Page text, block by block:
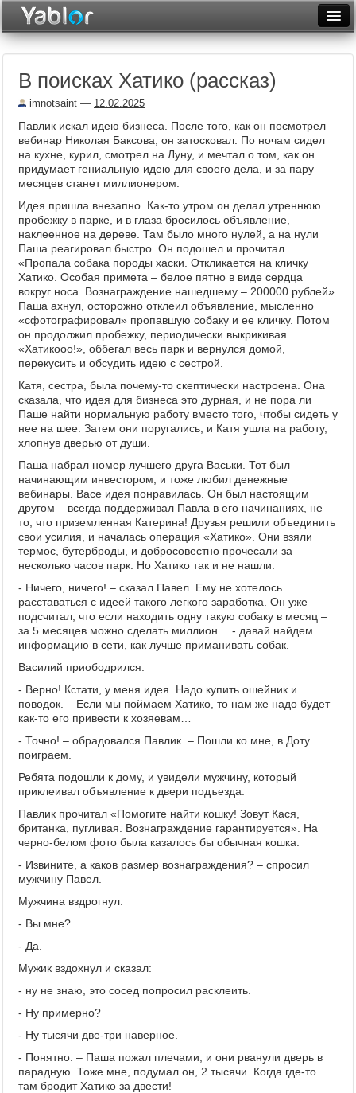
Неделя
Рейтинги
Архив
Фототоп
Видеотоп
В поисках Хатико (рассказ)
imnotsaint — 12.02.2025
Павлик искал идею бизнеса. После того, как он посмотрел
вебинар Николая Баксова, он затосковал. По ночам сидел
на кухне, курил, смотрел на Луну, и мечтал о том, как он
придумает гениальную идею для своего дела, и за пару
месяцев станет миллионером.
Идея пришла внезапно. Как-то утром он делал утреннюю
пробежку в парке, и в глаза бросилось объявление,
наклеенное на дереве. Там было много нулей, а на нули
Паша реагировал быстро. Он подошел и прочитал
«Пропала собака породы хаски. Откликается на кличку
Хатико. Особая примета – белое пятно в виде сердца
вокруг носа. Вознаграждение нашедшему – 200000 рублей»
Паша ахнул, осторожно отклеил объявление, мысленно
«сфотографировал» пропавшую собаку и ее кличку. Потом
он продолжил пробежку, периодически выкрикивая
«Хатикооо!», оббегал весь парк и вернулся домой,
перекусить и обсудить идею с сестрой.
Катя, сестра, была почему-то скептически настроена. Она
сказала, что идея для бизнеса это дурная, и не пора ли
Паше найти нормальную работу вместо того, чтобы сидеть у
нее на шее. Затем они поругались, и Катя ушла на работу,
хлопнув дверью от души.
Паша набрал номер лучшего друга Васьки. Тот был
начинающим инвестором, и тоже любил денежные
вебинары. Васе идея понравилась. Он был настоящим
другом – всегда поддерживал Павла в его начинаниях, не
то, что приземленная Катерина! Друзья решили объединить
свои усилия, и началась операция «Хатико». Они взяли
термос, бутерброды, и добросовестно прочесали за
несколько часов парк. Но Хатико так и не нашли.
- Ничего, ничего! – сказал Павел. Ему не хотелось
расставаться с идеей такого легкого заработка. Он уже
подсчитал, что если находить одну такую собаку в месяц –
за 5 месяцев можно сделать миллион… - давай найдем
информацию в сети, как лучше приманивать собак.
Василий приободрился.
- Верно! Кстати, у меня идея. Надо купить ошейник и
поводок. – Если мы поймаем Хатико, то нам же надо будет
как-то его привести к хозяевам…
- Точно! – обрадовался Павлик. – Пошли ко мне, в Доту
поиграем.
Ребята подошли к дому, и увидели мужчину, который
приклеивал объявление к двери подъезда.
Павлик прочитал «Помогите найти кошку! Зовут Кася,
британка, пугливая. Вознаграждение гарантируется». На
черно-белом фото была казалось бы обычная кошка.
- Извините, а каков размер вознаграждения? – спросил
мужчину Павел.
Мужчина вздрогнул.
- Вы мне?
- Да.
Мужик вздохнул и сказал:
- ну не знаю, это сосед попросил расклеить.
- Ну примерно?
- Ну тысячи две-три наверное.
- Понятно. – Паша пожал плечами, и они рванули дверь в
парадную. Тоже мне, подумал он, 2 тысячи. Когда где-то
там бродит Хатико за двести!